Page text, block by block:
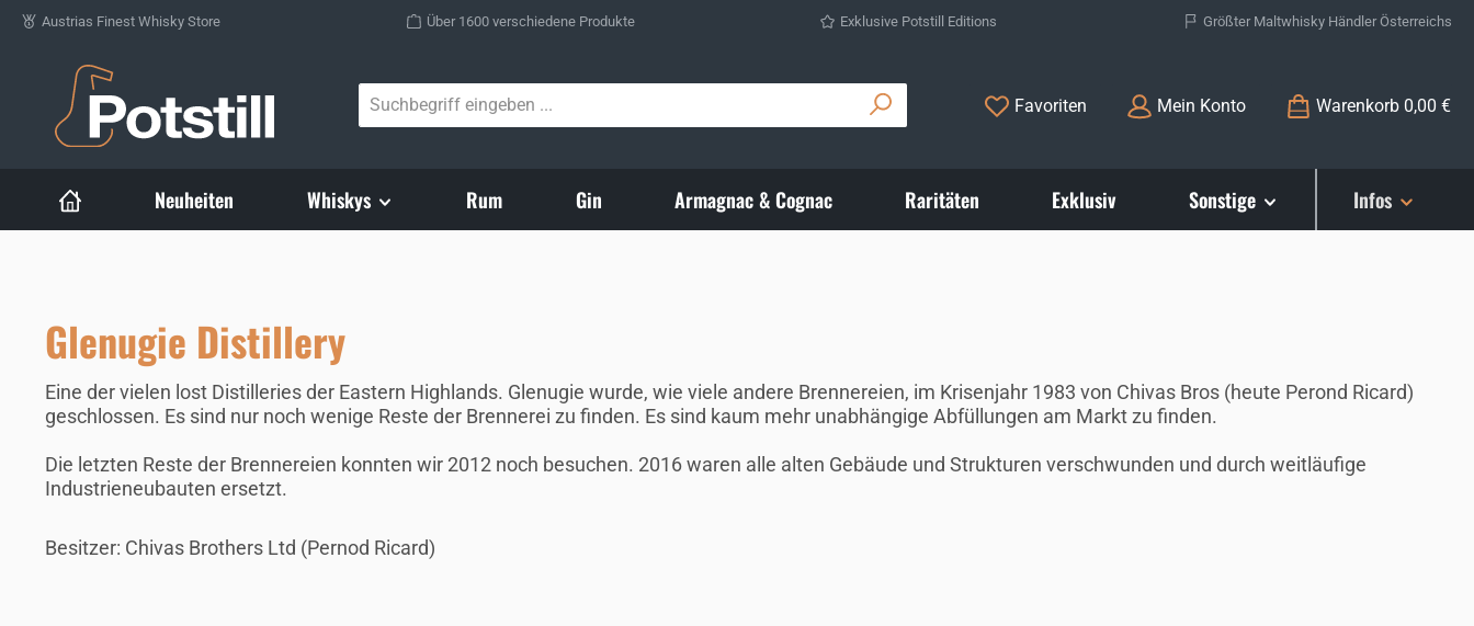
Zum Hauptinhalt springen
Austrias Finest Whisky Store Über 1600 verschiedene Produkte Exklusive Potstill Editions Größter Maltwhisky Händler Österreichs
Favoriten Du hast 0 Produkte auf dem Merkzettel
Mein Konto Warenkorb 0,00 €
Neuheiten Whiskys Rum Gin Armagnac & Cognac Raritäten Exklusiv Sonstige Infos
Glenugie Distillery
Eine der vielen lost Distilleries der Eastern Highlands. Glenugie wurde, wie viele andere Brennereien, im Krisenjahr 1983 von Chivas Bros (heute Perond Ricard)
geschlossen. Es sind nur noch wenige Reste der Brennerei zu finden. Es sind kaum mehr unabhängige Abfüllungen am Markt zu finden.
Die letzten Reste der Brennereien konnten wir 2012 noch besuchen. 2016 waren alle alten Gebäude und Strukturen verschwunden und durch weitläufige
Industrieneubauten ersetzt.
Besitzer: Chivas Brothers Ltd (Pernod Ricard)